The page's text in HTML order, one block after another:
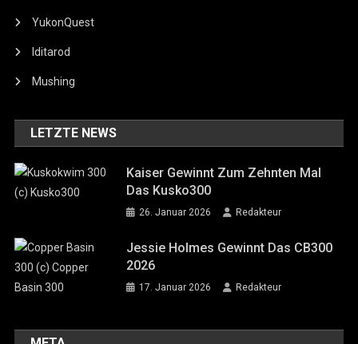
YukonQuest
Iditarod
Mushing
LETZTE NEWS
Kaiser Gewinnt Zum Zehnten Mal
Das Kusko300
26. Januar 2026 Redakteur
Jessie Holmes Gewinnt Das CB300
2026
17. Januar 2026 Redakteur